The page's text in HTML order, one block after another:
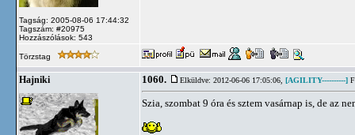
Tagság: 2005-08-06 17:44:32
Tagszám: #20975
Hozzászólások: 543
Törzstag
Hajniki 1060. Elküldve: 2012-06-06 17:05:06, [AGILITY----------]
Szia, szombat 9 óra és sztem vasárnap is, de az